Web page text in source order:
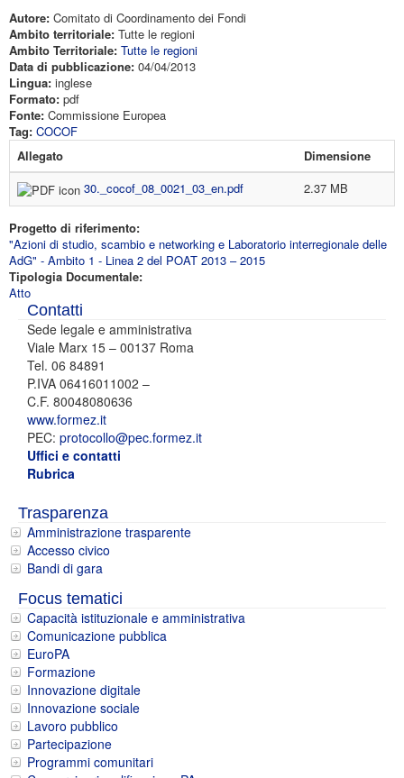
Autore: Comitato di Coordinamento dei Fondi
Ambito territoriale: Tutte le regioni
Ambito Territoriale: Tutte le regioni
Data di pubblicazione: 04/04/2013
Lingua: inglese
Formato: pdf
Fonte: Commissione Europea
Tag: COCOF
Allegato
Dimensione
30._cocof_08_0021_03_en.pdf
2.37 MB
Progetto di riferimento:
"Azioni di studio, scambio e networking e Laboratorio interregionale delle
AdG" - Ambito 1 - Linea 2 del POAT 2013 – 2015
Tipologia Documentale:
Atto
Contatti
Sede legale e amministrativa
Viale Marx 15 – 00137 Roma
Tel. 06 84891
P.IVA 06416011002 –
C.F. 80048080636
www.formez.it
PEC: protocollo@pec.formez.it
Uffici e contatti
Rubrica
Trasparenza
Amministrazione trasparente
Accesso civico
Bandi di gara
Focus tematici
Capacità istituzionale e amministrativa
Comunicazione pubblica
EuroPA
Formazione
Innovazione digitale
Innovazione sociale
Lavoro pubblico
Partecipazione
Programmi comunitari